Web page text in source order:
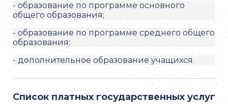
- образование по программе основного
общего образования;
- образование по программе среднего общего
образования;
- дополнительное образование учащихся.
Список платных государственных услуг